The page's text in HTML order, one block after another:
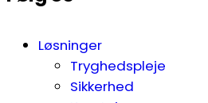
Løsninger
Tryghedspleje
Sikkerhed